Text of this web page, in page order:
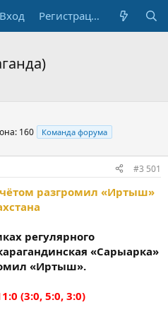
Вход Регистрация
160 Команда форума
#3 501
разгромил «Иртыш»
регулярного
«Сарыарка»
«Иртыш».
(3:0, 5:0, 3:0)